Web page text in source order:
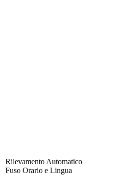
Rilevamento Automatico
Fuso Orario e Lingua